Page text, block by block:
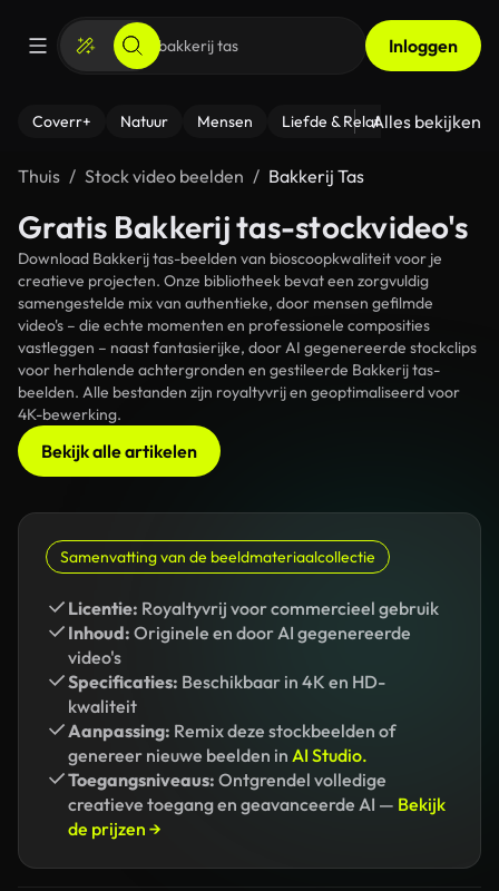
Inloggen
Coverr+ Natuur Mensen Liefde & Relaties - Fitness
Alles bekijken
Thuis Stock video beelden Bakkerij Tas
Gratis Bakkerij tas-stockvideo's
Download Bakkerij tas-beelden van bioscoopkwaliteit voor je
creatieve projecten. Onze bibliotheek bevat een zorgvuldig
samengestelde mix van authentieke, door mensen gefilmde
video's – die echte momenten en professionele composities
vastleggen – naast fantasierijke, door AI gegenereerde stockclips
voor herhalende achtergronden en gestileerde Bakkerij tas-
beelden. Alle bestanden zijn royaltyvrij en geoptimaliseerd voor
4K-bewerking.
Bekijk alle artikelen
Samenvatting van de beeldmateriaalcollectie
Licentie: Royaltyvrij voor commercieel gebruik
Inhoud: Originele en door AI gegenereerde
video's
Specificaties: Beschikbaar in 4K en HD-
kwaliteit
Aanpassing: Remix deze stockbeelden of
genereer nieuwe beelden in AI Studio.
Toegangsniveaus: Ontgrendel volledige
creatieve toegang en geavanceerde AI — Bekijk
de prijzen →